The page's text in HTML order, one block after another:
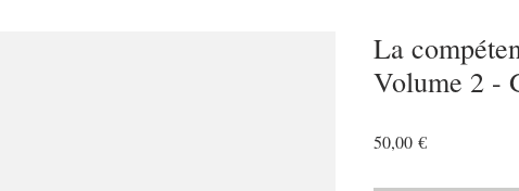
La
Volume 2 -
50,00 €Prix